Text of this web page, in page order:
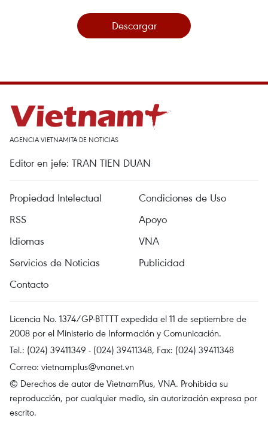
Descargar
AGENCIA VIETNAMITA DE NOTICIAS
Editor en jefe: TRAN TIEN DUAN
Propiedad Intelectual
Condiciones de Uso
RSS
Apoyo
Idiomas
VNA
Servicios de Noticias
Publicidad
Contacto
Licencia No. 1374/GP-BTTTT expedida el 11 de septiembre de
2008 por el Ministerio de Información y Comunicación.
Tel.: (024) 39411349 - (024) 39411348, Fax: (024) 39411348
Correo: vietnamplus@vnanet.vn
© Derechos de autor de VietnamPlus, VNA. Prohibida su
reproducción, por cualquier medio, sin autorización expresa por
escrito.